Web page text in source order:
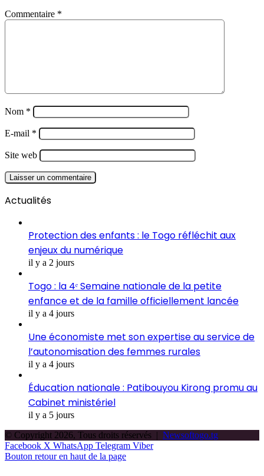
Commentaire *
Nom *
E-mail *
Site web
Actualités
Protection des enfants : le Togo réfléchit aux
enjeux du numérique
il y a 2 jours
Togo : la 4ᵉ Semaine nationale de la petite
enfance et de la famille officiellement lancée
il y a 4 jours
Une économiste met son expertise au service de
l’autonomisation des femmes rurales
il y a 4 jours
Éducation nationale : Patibouyou Kirong promu au
Cabinet ministériel
il y a 5 jours
© Copyright 2026, Tous droits réservés | Newsoftogo.tg
Facebook X WhatsApp Telegram Viber
Bouton retour en haut de la page